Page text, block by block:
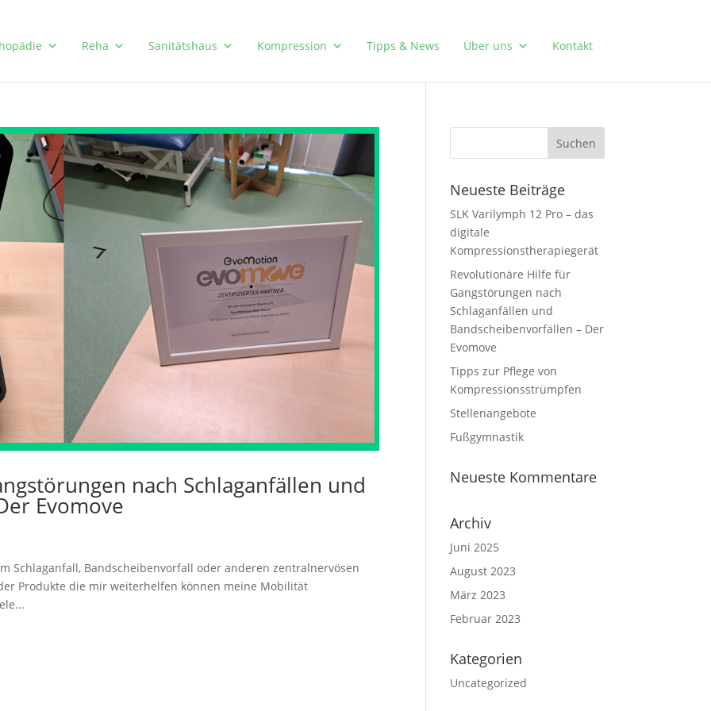
Reha Sanitätshaus Kompression Tipps & News Über uns Kontakt
nach Schlaganfällen und
Evomove
Schlaganfall, Bandscheibenvorfall oder anderen zentralnervösen
Produkte die mir weiterhelfen können meine Mobilität
Neueste Beiträge
SLK Varilymph 12 Pro – das
digitale
Kompressionstherapiegerät
Revolutionäre Hilfe für
Gangstörungen nach
Schlaganfällen und
Bandscheibenvorfällen – Der
Evomove
Tipps zur Pflege von
Kompressionsstrümpfen
Stellenangebote
Fußgymnastik
Neueste Kommentare
Archiv
Juni 2025
August 2023
März 2023
Februar 2023
Kategorien
Uncategorized